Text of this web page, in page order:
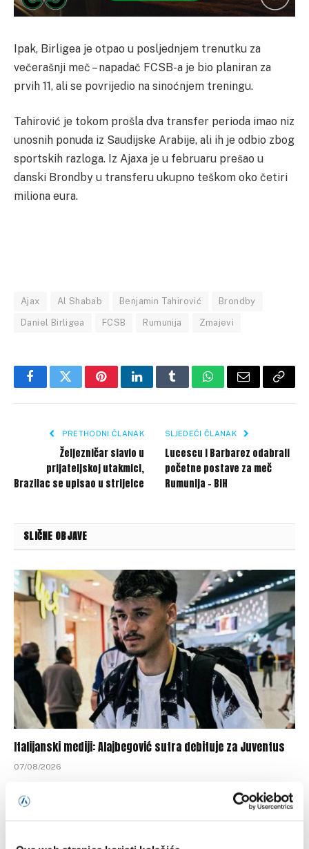
Ipak, Birligea je otpao u posljednjem trenutku za
večerašnji meč – napadač FCSB-a je bio planiran za
prvih 11, ali se povrijedio na sinoćnjem treningu.
Tahirović je tokom prošla dva transfer perioda imao niz
unosnih ponuda iz Saudijske Arabije, ali ih je odbio zbog
sportskih razloga. Iz Ajaxa je u februaru prešao u
danski Brondby u transferu ukupno teškom oko četiri
miliona eura.
Ajax Al Shabab Benjamin Tahirović Brondby
Daniel Birligea FCSB Rumunija Zmajevi
FacebookTwitterPinterestLinkedInTumblrWhatsApp
Email Copy
PRETHODNI ČLANAK
Željezničar slavio u
prijateljskoj utakmici,
Brazilac se upisao u strijelce
SLJEDEĆI ČLANAK
Lucescu i Barbarez odabrali
početne postave za meč
Rumunija – BiH
SLIČNE OBJAVE
Italijanski mediji: Alajbegović sutra debituje za Juventus
07/08/2026